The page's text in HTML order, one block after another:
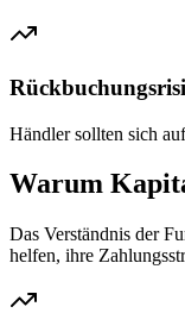
Händler sollten sich
Warum
Das Verständnis der
helfen, ihre